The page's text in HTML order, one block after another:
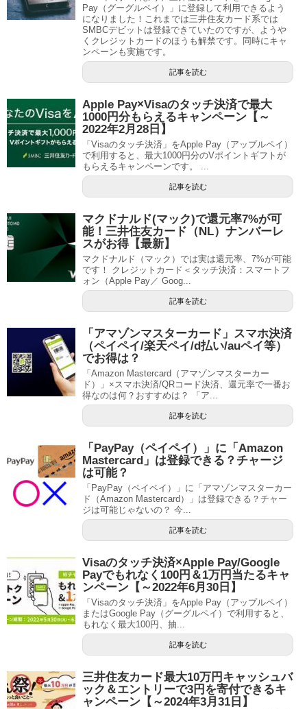
Pay（グーグルペイ）」に登録して利用できるよう
になりました！これまでは三井住友カード系では
SMBCデビットは登録できていたのですが、ようや
くクレジットカードのほうも解禁です。同時にキャ
ンペーンも実施です。
記事を読む
Apple Pay×Visaのタッチ決済で最大
1000円分もらえるキャンペーン【～
2022年2月28日】
「Visaのタッチ決済」をApple Pay（アップルペイ）
で利用すると、最大1000円分のVポイントギフトが
もらえるキャンペーンです。 ...
記事を読む
マクドナルド(マック)で還元率7%が可
能！三井住友カード（NL）ナンバーレ
スがお得【最新】
マクドナルド（マック）では実は還元率、7%が可能
です！ クレジットカード＜タッチ決済：スマートフ
ォン（Apple Pay／ Goog...
記事を読む
「アマゾンマスターカード」スマホ決済
（ペイペイ/楽天ペイ/d払い/auペイ等）
でお得は？
「Amazon Mastercard（アマゾンマスターカー
ド）」×スマホ決済/QRコード決済、還元率で一番お
得なのは何？おすすめは？ 「ア...
記事を読む
「PayPay（ペイペイ）」に「Amazon
Mastercard」は登録できる？チャージ
は可能？
「PayPay（ペイペイ）」に「アマゾンマスターカー
ド（Amazon Mastercard）」は登録できる？チャー
ジは可能じゃないの？ 今...
記事を読む
Visaのタッチ決済×Apple Pay/Google
Payでもれなく100円＆1万円当たるキャ
ンペーン【～2022年6月30日】
「Visaのタッチ決済」をApple Pay（アップルペイ）
またはGoogle Pay（グーグルペイ）で利用すると、
もれなく最大100円、抽...
記事を読む
三井住友カード最大10万円キャッシュバ
ック＆エントリーで3円を寄付できるキ
ャンペーン【～2024年3月31日】